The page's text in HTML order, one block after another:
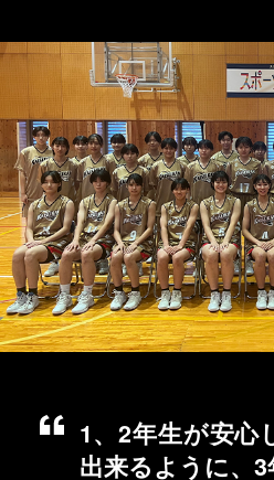
1、2年生が安心
出来るように、